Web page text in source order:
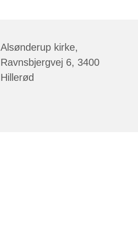
Alsønderup kirke,
Ravnsbjergvej 6, 3400
Hillerød